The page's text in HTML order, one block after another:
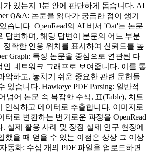
가 있는지 1분 안에 판단하게 돕습니다. AI
Q&A: 논문을 읽다가 궁금한 점이 생기
습니다. OpenRead의 AI 비서 'Oat'는 논문
답변하며, 해당 답변이 본문의 어느 부분
정확한 인용 위치를 표시하여 신뢰도를 높
Graph: 특정 논문을 중심으로 연관된 다
인 네트워크 그래프로 보여줍니다. 이를 통
악하고, 놓치기 쉬운 중요한 관련 문헌들
있습니다. Hawkeye PDF Parsing: 일반적
넘어 논문 속 복잡한 수식, 표(Table), 차트
인식하고 데이터로 추출합니다. 이미지로
터로 변환하는 번거로운 과정을 OpenRead
실제 활용 사례 및 장점 실제 연구 현장에
했을 때 얻을 수 있는 이점은 상상 그 이상
동화: 수십 개의 PDF 파일을 업로드하면